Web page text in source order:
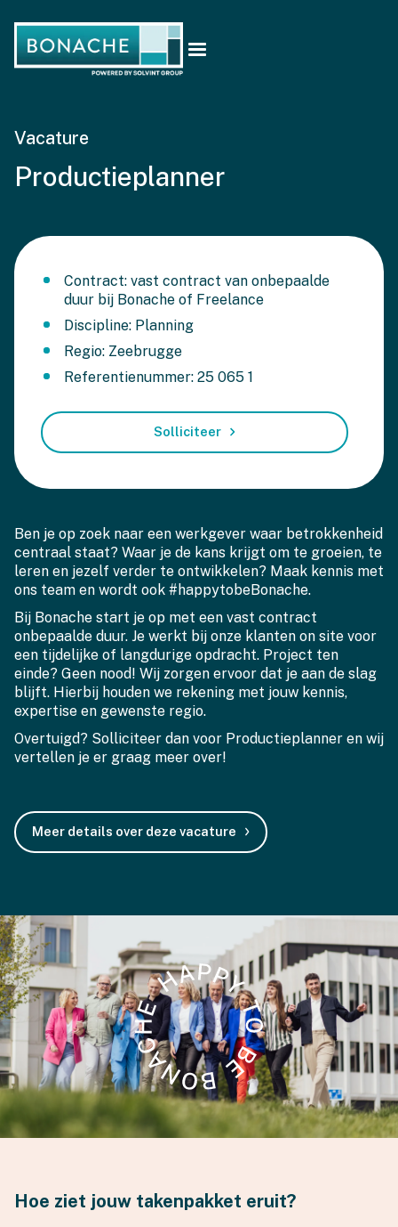
Productieplanner
Vacature
Contract: vast contract van onbepaalde
duur bij Bonache of Freelance
Discipline: Planning
Regio: Zeebrugge
Referentienummer: 25 065 1
Solliciteer
Ben je op zoek naar een werkgever waar betrokkenheid
centraal staat? Waar je de kans krijgt om te groeien, te
leren en jezelf verder te ontwikkelen? Maak kennis met
ons team en wordt ook #happytobeBonache.
Bij Bonache start je op met een vast contract
onbepaalde duur. Je werkt bij onze klanten on site voor
een tijdelijke of langdurige opdracht. Project ten
einde? Geen nood! Wij zorgen ervoor dat je aan de slag
blijft. Hierbij houden we rekening met jouw kennis,
expertise en gewenste regio.
Overtuigd? Solliciteer dan voor Productieplanner en wij
vertellen je er graag meer over!
Meer details over deze vacature
Hoe ziet jouw takenpakket eruit?